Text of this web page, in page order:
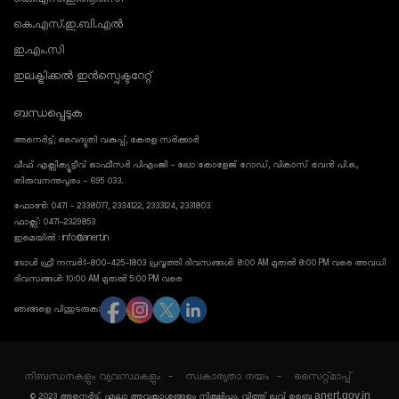
കെ.എസ്.ഇ.ബി.എൽ
ഇ.എം.സി
ഇലക്ട്രിക്കൽ ഇൻസ്പെക്ടറേറ്റ്
ബന്ധപ്പെടുക
അനെർട്ട്, വൈദ്യുതി വകുപ്പ്, കേരള സർക്കാർ
ചീഫ് എക്സിക്യൂട്ടീവ് ഓഫീസർ പിഎംജി - ലോ കോളേജ് റോഡ്, വികാസ് ഭവൻ പി.ഒ.,
തിരുവനന്തപുരം - 695 033.
ഫോൺ: 0471 - 2338077, 2334122, 2333124, 2331803
ഫാക്സ്: 0471-2329853
ഇമെയിൽ : info@anert.in
ടോൾ ഫ്രീ നമ്പർ:1-800-425-1803 പ്രവൃത്തി ദിവസങ്ങൾ: 8:00 AM മുതൽ 8:00 PM വരെ അവധി
ദിവസങ്ങൾ: 10:00 AM മുതൽ 5:00 PM വരെ
ഞങ്ങളെ പിന്തുടരുക:
നിബന്ധനകളും വ്യവസ്ഥകളും സ്വകാര്യതാ നയം സൈറ്റ്മാപ്പ്
anert.gov.in